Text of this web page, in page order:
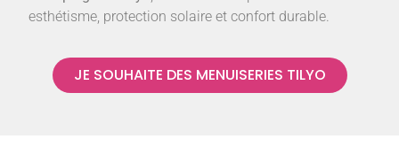
esthétisme, protection solaire et confort durable.
JE SOUHAITE DES MENUISERIES TILYO